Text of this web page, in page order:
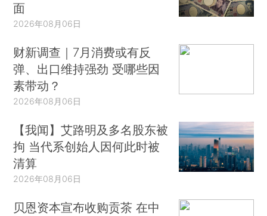
面
2026年08月06日
财新调查｜7月消费或有反
弹、出口维持强劲 受哪些因
素带动？
2026年08月06日
【我闻】艾路明及多名股东被
拘 当代系创始人因何此时被
清算
2026年08月06日
贝恩资本宣布收购贡茶 在中